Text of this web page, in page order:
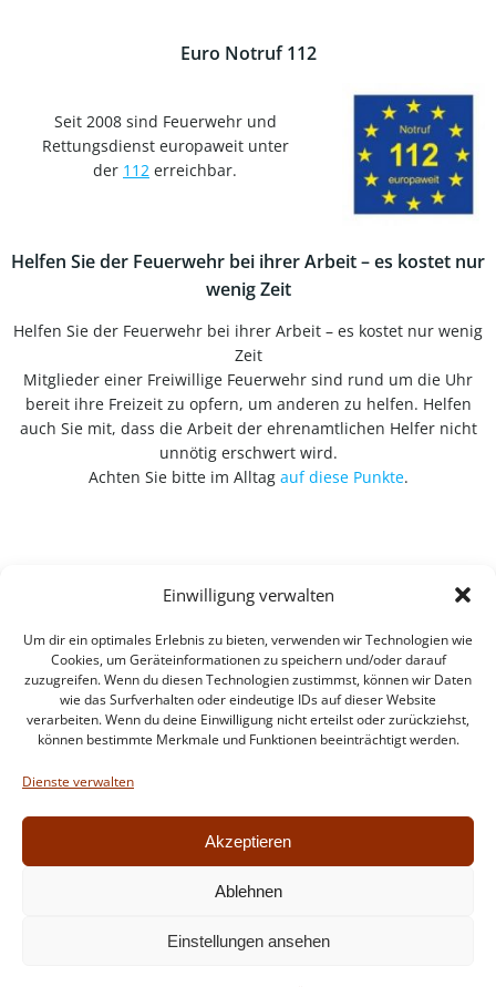
Einwilligung verwalten
Um dir ein optimales Erlebnis zu bieten, verwenden wir Technologien wie
Cookies, um Geräteinformationen zu speichern und/oder darauf
zuzugreifen. Wenn du diesen Technologien zustimmst, können wir Daten
wie das Surfverhalten oder eindeutige IDs auf dieser Website
verarbeiten. Wenn du deine Einwilligung nicht erteilst oder zurückziehst,
können bestimmte Merkmale und Funktionen beeinträchtigt werden.
Dienste verwalten
Akzeptieren
Ablehnen
Einstellungen ansehen
Euro Notruf 112
Seit 2008 sind Feuerwehr und
Rettungsdienst europaweit unter
der 112 erreichbar.
Helfen Sie der Feuerwehr bei ihrer Arbeit – es kostet nur
wenig Zeit
Helfen Sie der Feuerwehr bei ihrer Arbeit – es kostet nur wenig
Zeit
Mitglieder einer Freiwillige Feuerwehr sind rund um die Uhr
bereit ihre Freizeit zu opfern, um anderen zu helfen. Helfen
auch Sie mit, dass die Arbeit der ehrenamtlichen Helfer nicht
unnötig erschwert wird.
Achten Sie bitte im Alltag auf diese Punkte.
Intern
© 2026 Feuerwehr Walldorf. Created for free using